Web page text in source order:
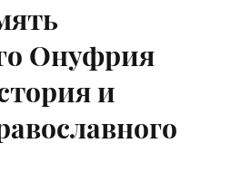
Онуфрия
и